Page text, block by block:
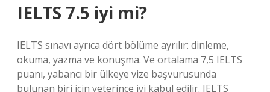
IELTS 7.5 iyi mi?
IELTS sınavı ayrıca dört bölüme ayrılır: dinleme,
okuma, yazma ve konuşma. Ve ortalama 7,5 IELTS
puanı, yabancı bir ülkeye vize başvurusunda
bulunan biri için yeterince iyi kabul edilir. IELTS